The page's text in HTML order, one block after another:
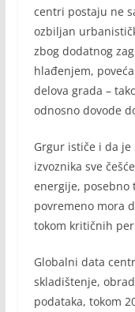
centri postaju ne
ozbiljan
zbog dodatnog
hlađenjem,
delova grada –
odnosno dovode
Grgur ističe i da
izvoznika sve
energije, posebno
povremeno mora
tokom kritičnih
Globalni data
skladištenje,
podataka, tokom